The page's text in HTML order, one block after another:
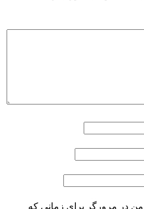
من در مرورگر برای زمانی که